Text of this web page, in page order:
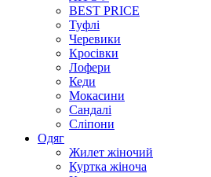
BEST PRICE
Туфлі
Черевики
Кросівки
Лофери
Кеди
Мокасини
Сандалі
Сліпони
Одяг
Жилет жіночий
Куртка жіноча